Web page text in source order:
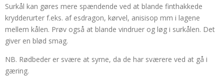
Surkål kan gøres mere spændende ved at blande finthakkede
krydderurter f.eks. af esdragon, kørvel, anisisop mm i lagene
mellem kålen. Prøv også at blande vindruer og løg i surkålen. Det
giver en blød smag.
NB. Rødbeder er svære at syrne, da de har sværere ved at gå i
gæring.